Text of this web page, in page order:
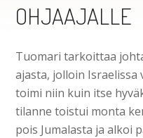
OHJAAJALLE
Tuomari tarkoittaa
ajasta, jolloin Israelissa
toimi niin kuin itse
tilanne toistui monta
pois Jumalasta ja alkoi